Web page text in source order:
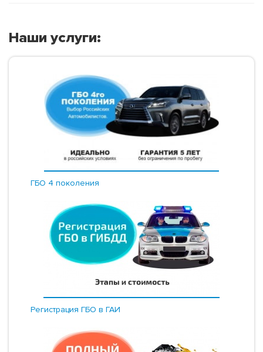
Наши услуги:
ГБО 4 поколения
Регистрация ГБО в ГАИ